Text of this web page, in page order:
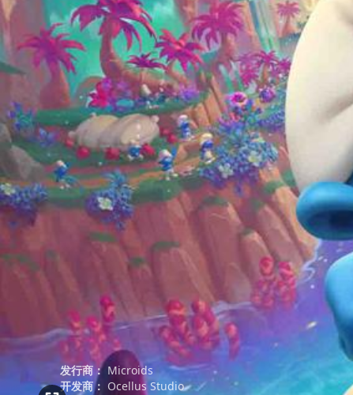
发行商： Microids
开发商： Ocellus Studio